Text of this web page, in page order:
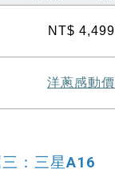
NT$ 4,499
洋蔥感動價
：三星A16